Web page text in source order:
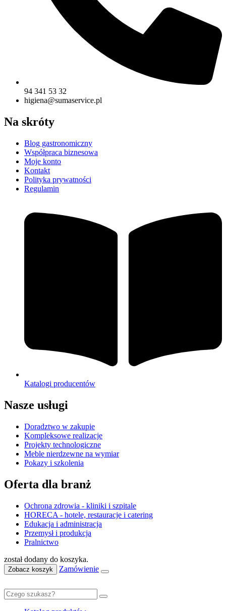
94 341 53 32
higiena@sumaservice.pl
Na skróty
Blog gastronomiczny
Współpraca biznesowa
Moje konto
Kontakt
Polityka prywatności
Regulamin
Katalogi producentów
Nasze usługi
Doradztwo w zakupie
Kompleksowe realizacje
Projekty technologiczne
Meble nierdzewne na wymiar
Pokazy i szkolenia
Oferta dla branż
Ochrona zdrowia - kliniki i szpitale
HORECA - hotele, restauracje i catering
Edukacja i administracja
Przemysł i produkcja
Pralnictwo
został dodany do koszyka.
Zobacz koszyk Zamówienie